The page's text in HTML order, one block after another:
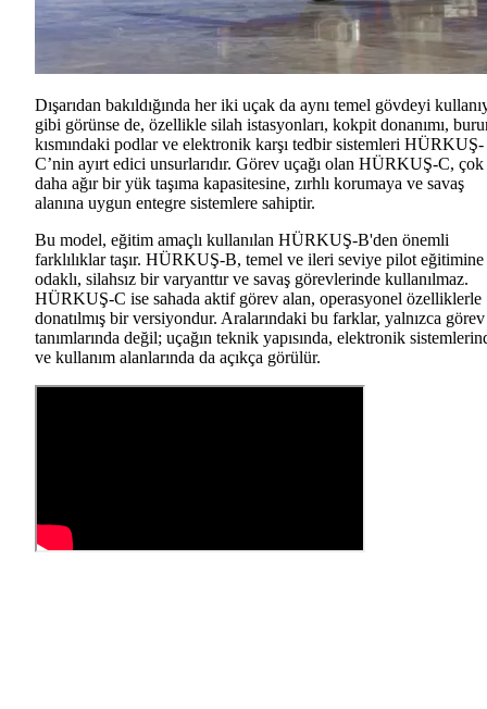
Dışarıdan bakıldığında her iki uçak da aynı temel gövdeyi
gibi görünse de, özellikle silah istasyonları, kokpit donanımı,
kısmındaki podlar ve elektronik karşı tedbir sistemleri HÜRKUŞ-
C’nin ayırt edici unsurlarıdır. Görev uçağı olan HÜRKUŞ-C, çok
daha ağır bir yük taşıma kapasitesine, zırhlı korumaya ve savaş
alanına uygun entegre sistemlere sahiptir.
Bu model, eğitim amaçlı kullanılan HÜRKUŞ-B'den önemli
farklılıklar taşır. HÜRKUŞ-B, temel ve ileri seviye pilot eğitimine
odaklı, silahsız bir varyanttır ve savaş görevlerinde kullanılmaz.
HÜRKUŞ-C ise sahada aktif görev alan, operasyonel özelliklerle
donatılmış bir versiyondur. Aralarındaki bu farklar, yalnızca görev
tanımlarında değil; uçağın teknik yapısında, elektronik
ve kullanım alanlarında da açıkça görülür.